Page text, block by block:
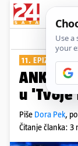
11. EPIZODA
u 'Tvoje
Piše Dora Pek,
Čitanje članka: 3